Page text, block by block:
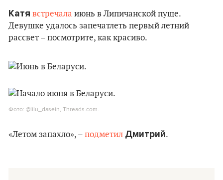
Катя встречала июнь в Липичанской пуще.
Девушке удалось запечатлеть первый летний
рассвет – посмотрите, как красиво.
Фото: @lilu_dasein, Threads.com.
«Летом запахло», – подметил Дмитрий.